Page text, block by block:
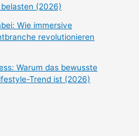
(2026)
Wie immersive
revolutionieren
Warum das bewusste
Trend ist (2026)